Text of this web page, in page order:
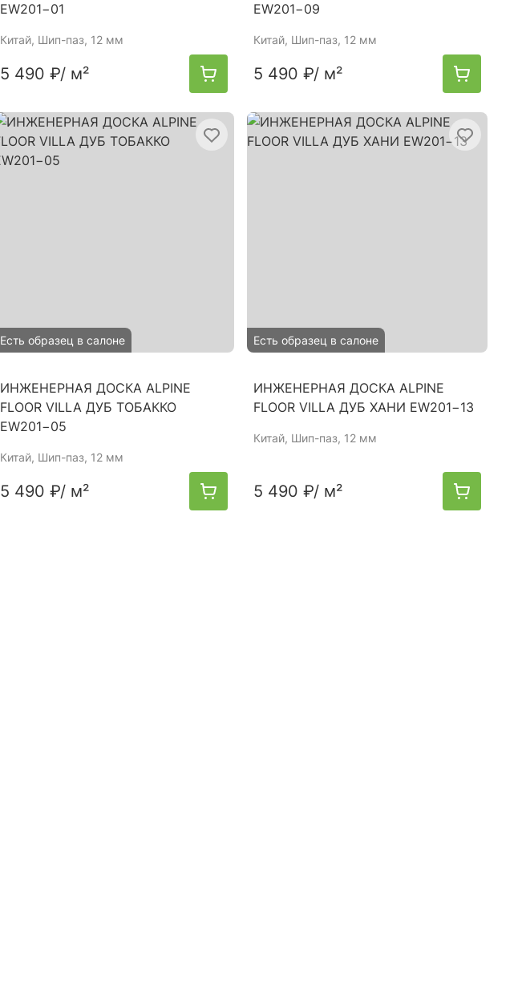
EW201−01
Китай, Шип-паз, 12 мм
5 490 ₽/ м²
EW201−09
Китай, Шип-паз, 12 мм
5 490 ₽/ м²
Есть образец в салоне
ИНЖЕНЕРНАЯ ДОСКА ALPINE
FLOOR VILLA ДУБ ТОБАККО
EW201−05
Китай, Шип-паз, 12 мм
5 490 ₽/ м²
Есть образец в салоне
ИНЖЕНЕРНАЯ ДОСКА ALPINE
FLOOR VILLA ДУБ ХАНИ EW201−13
Китай, Шип-паз, 12 мм
5 490 ₽/ м²